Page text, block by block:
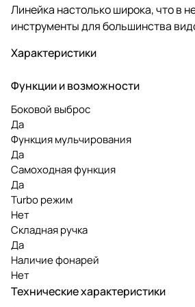
Линейка настолько широка, что в
инструменты для большинства
Характеристики
Функции и возможности
Боковой выброс
Да
Функция мульчирования
Да
Самоходная функция
Да
Turbo режим
Нет
Складная ручка
Да
Наличие фонарей
Нет
Технические характеристики